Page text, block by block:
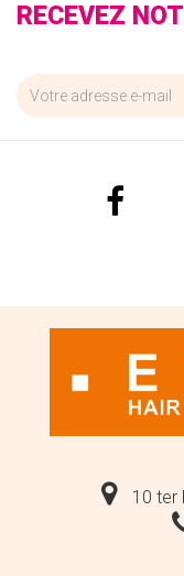
RECEVEZ
10 ter